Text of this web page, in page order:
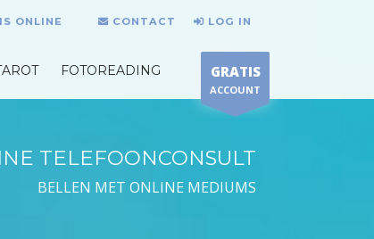
ONLINE CONTACT LOG IN
FOTOREADING GRATIS
ACCOUNT
TELEFOONCONSULT
BELLEN MET ONLINE MEDIUMS